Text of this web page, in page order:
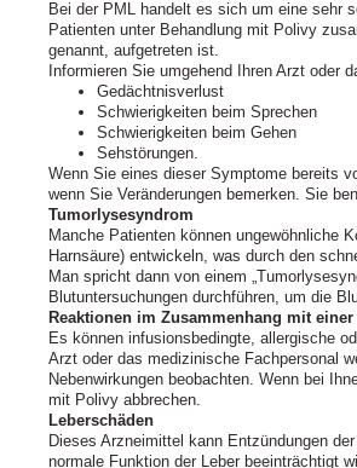
Bei der PML handelt es sich um eine sehr
Patienten unter Behandlung mit Polivy
genannt, aufgetreten ist.
Informieren Sie umgehend Ihren Arzt oder
Gedächtnisverlust
Schwierigkeiten beim Sprechen
Schwierigkeiten beim Gehen
Sehstörungen.
Wenn Sie eines dieser Symptome bereits
wenn Sie Veränderungen bemerken. Sie
Tumorlysesyndrom
Manche Patienten können ungewöhnliche
Harnsäure) entwickeln, was durch den
Man spricht dann von einem
Blutuntersuchungen durchführen, um die
Reaktionen im Zusammenhang mit
Es können infusionsbedingte, allergische
Arzt oder das medizinische Fachpersonal
Nebenwirkungen beobachten. Wenn bei
mit Polivy abbrechen.
Leberschäden
Dieses Arzneimittel kann Entzündungen
normale Funktion der Leber beeinträchtigt